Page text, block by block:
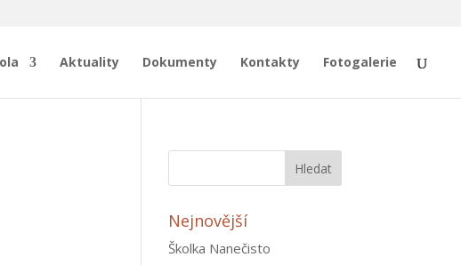
Aktuality Dokumenty Kontakty Fotogalerie
Nejnovější
Školka Nanečisto